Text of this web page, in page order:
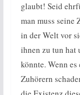
glaubt! Seid
man muss seine
in der Welt vor
ihnen zu tun hat
könnte. Wenn
Zuhörern